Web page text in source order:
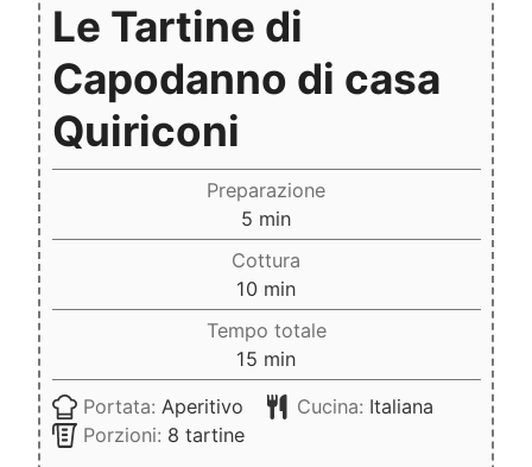
Le Tartine di
Capodanno di casa
Quiriconi
Preparazione
5 minuti
min
Cottura
10 minuti
min
Tempo totale
15 minuti
min
Portata: Aperitivo Cucina: Italiana
Porzioni: 8 tartine